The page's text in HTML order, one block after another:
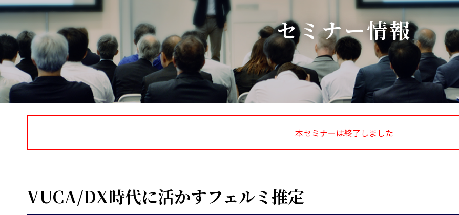
セミナー情報
本セミナーは終了しました
VUCA/DX時代に活かすフェルミ推定